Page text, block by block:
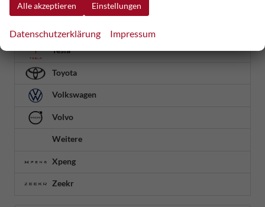
Ssangyong
Tesla
Toyota
Volkswagen
Volvo
Weitere
Xpeng
Zeekr
Alle akzeptieren Einstellungen
Datenschutzerklärung Impressum